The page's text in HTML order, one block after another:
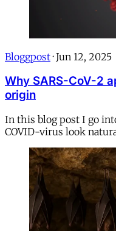
Bloggpost · Jun 12, 2025
Why SARS-CoV-2
origin
In this blog post I go
COVID-virus look